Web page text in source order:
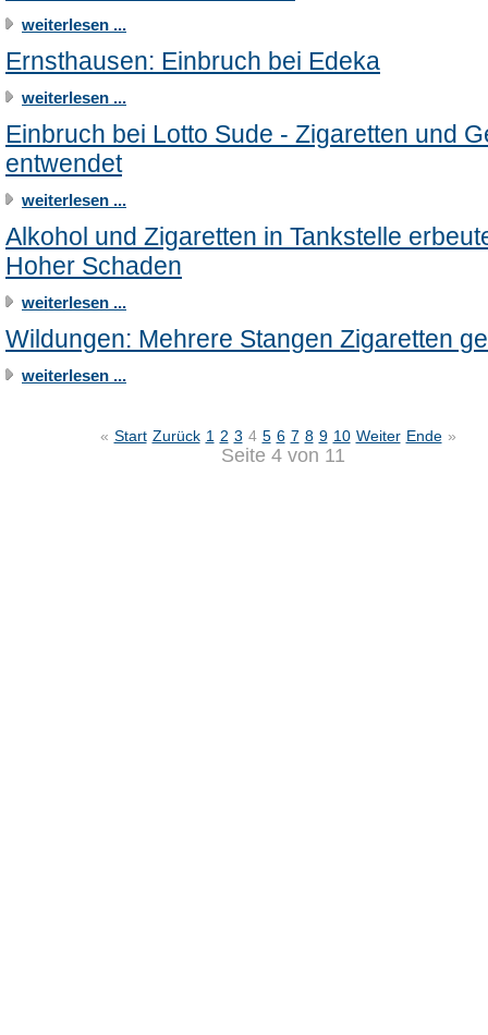
weiterlesen ...
Ernsthausen: Einbruch bei Edeka
weiterlesen ...
Einbruch bei Lotto Sude - Zigaretten und
entwendet
weiterlesen ...
Alkohol und Zigaretten in Tankstelle
Hoher Schaden
weiterlesen ...
Wildungen: Mehrere Stangen Zigaretten
weiterlesen ...
« Start Zurück 1 2 3 4 5 6 7 8 9 10 Weiter Ende »
Seite 4 von 11